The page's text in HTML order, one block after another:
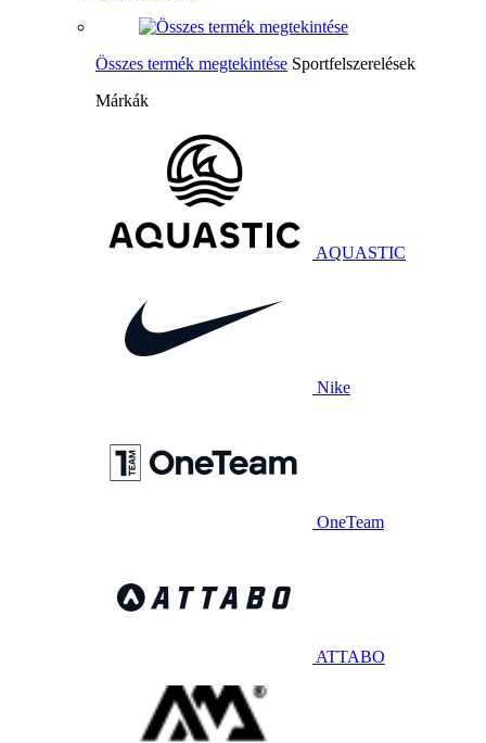
Összes termék megtekintése Sportfelszerelések
Márkák
AQUASTIC
Nike
OneTeam
ATTABO